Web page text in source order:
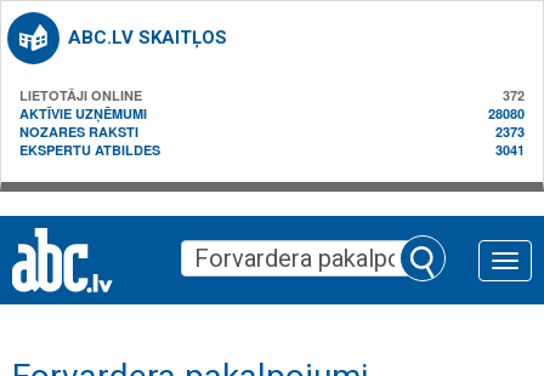
ABC.LV SKAITĻOS
LIETOTĀJI ONLINE
372
AKTĪVIE UZŅĒMUMI
28080
NOZARES RAKSTI
2373
EKSPERTU ATBILDES
3041
Toggle